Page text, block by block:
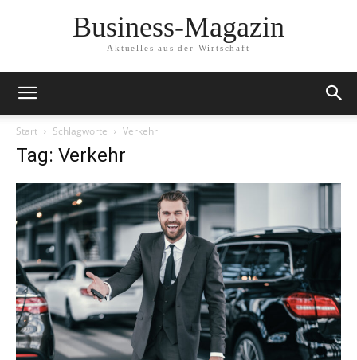
Business-Magazin
Aktuelles aus der Wirtschaft
Start Schlagworte Verkehr
Tag: Verkehr